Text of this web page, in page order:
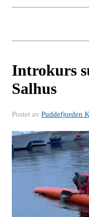
Introkurs
Salhus
Postet av Puddefjorden